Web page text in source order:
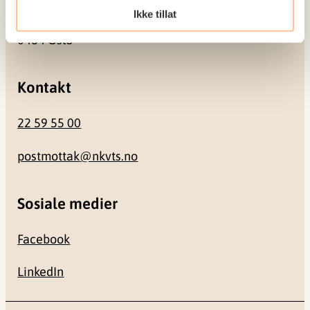
Ikke tillat
0484 Oslo
Kontakt
22 59 55 00
postmottak@nkvts.no
Sosiale medier
Facebook
LinkedIn